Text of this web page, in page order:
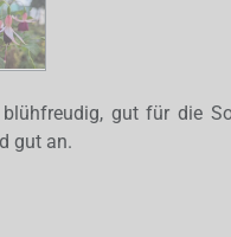
gut für die
gut an.